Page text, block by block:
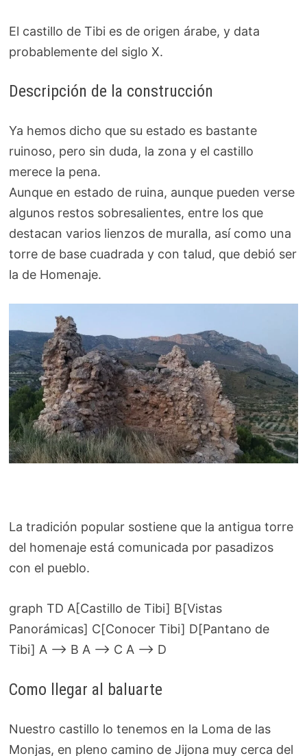
El castillo de Tibi es de origen árabe, y data
probablemente del siglo X.
Descripción de la construcción
Ya hemos dicho que su estado es bastante
ruinoso, pero sin duda, la zona y el castillo
merece la pena.
Aunque en estado de ruina, aunque pueden verse
algunos restos sobresalientes, entre los que
destacan varios lienzos de muralla, así como una
torre de base cuadrada y con talud, que debió ser
la de Homenaje.
La tradición popular sostiene que la antigua torre
del homenaje está comunicada por pasadizos
con el pueblo.
graph TD A[Castillo de Tibi] B[Vistas
Panorámicas] C[Conocer Tibi] D[Pantano de
Tibi] A --> B A --> C A --> D
Como llegar al baluarte
Nuestro castillo lo tenemos en la Loma de las
Monjas, en pleno camino de Jijona muy cerca del